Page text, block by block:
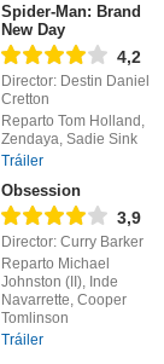
Spider-Man: Brand
New Day
4,2
Director: Destin Daniel
Cretton
Reparto Tom Holland,
Zendaya, Sadie Sink
Tráiler
Obsession
3,9
Director: Curry Barker
Reparto Michael
Johnston (II), Inde
Navarrette, Cooper
Tomlinson
Tráiler